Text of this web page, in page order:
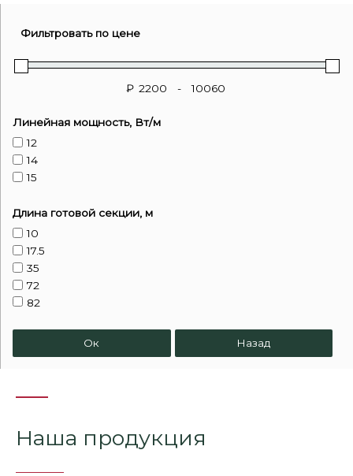
Фильтровать по цене
₽ -
Линейная мощность, Вт/м
12
14
15
Длина готовой секции, м
10
17.5
35
72
82
Ок Назад
Наша продукция